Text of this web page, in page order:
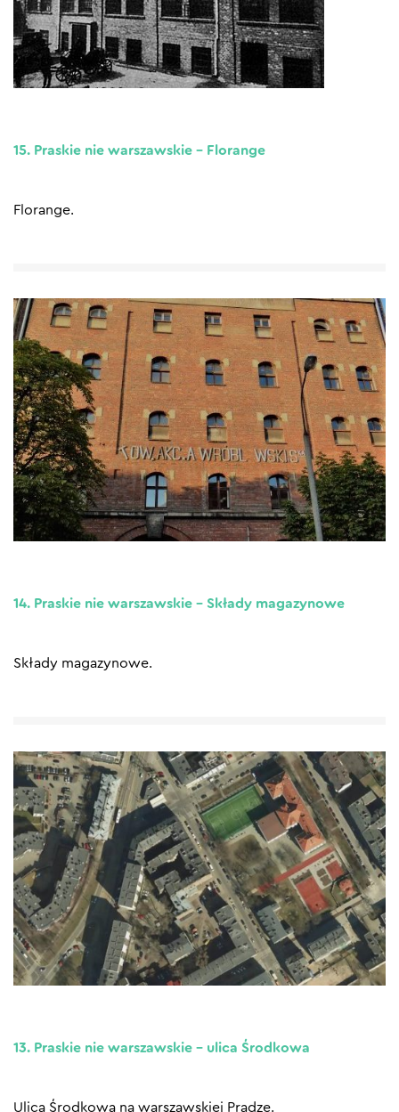
15. Praskie nie warszawskie – Florange
Florange.
14. Praskie nie warszawskie – Składy magazynowe
Składy magazynowe.
13. Praskie nie warszawskie – ulica Środkowa
Ulica Środkowa na warszawskiej Pradze.